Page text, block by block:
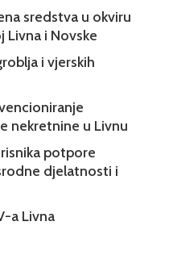
sredstva u okviru
Livna i Novske
i vjerskih
nekretnine u Livnu
potpore
djelatnosti i
a Livna